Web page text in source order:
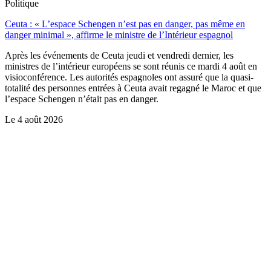
Politique
Ceuta : « L’espace Schengen n’est pas en danger, pas même en
danger minimal », affirme le ministre de l’Intérieur espagnol
Après les événements de Ceuta jeudi et vendredi dernier, les
ministres de l’intérieur européens se sont réunis ce mardi 4 août en
visioconférence. Les autorités espagnoles ont assuré que la quasi-
totalité des personnes entrées à Ceuta avait regagné le Maroc et que
l’espace Schengen n’était pas en danger.
Le 4 août 2026